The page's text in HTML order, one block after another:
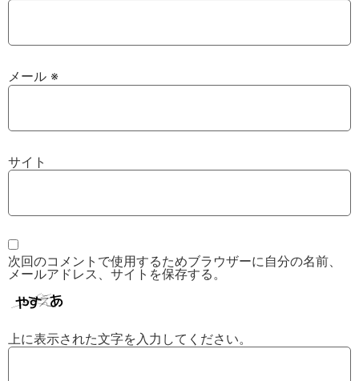
メール ※
サイト
次回のコメントで使用するためブラウザーに自分の名前、
メールアドレス、サイトを保存する。
上に表示された文字を入力してください。